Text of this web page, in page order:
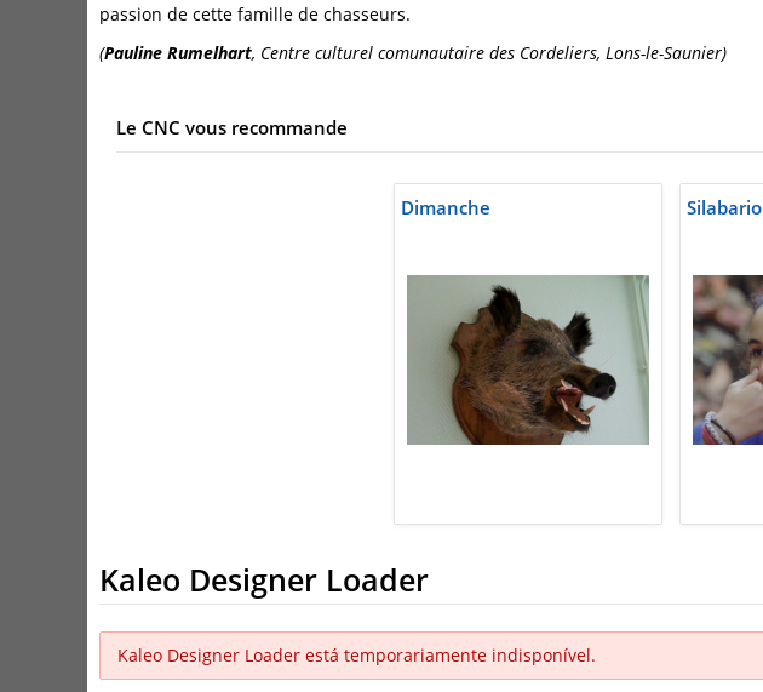
passion de cette famille de chasseurs.
(Pauline Rumelhart, Centre culturel comunautaire des Cordeliers, Lons-le-Saunier)
Le CNC vous recommande
Dimanche Silabario
Kaleo Designer Loader
Kaleo Designer Loader está temporariamente indisponível.